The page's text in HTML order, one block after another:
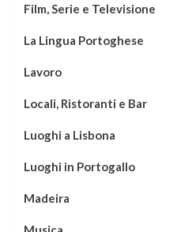
Film, Serie e Televisione
La Lingua Portoghese
Lavoro
Locali, Ristoranti e Bar
Luoghi a Lisbona
Luoghi in Portogallo
Madeira